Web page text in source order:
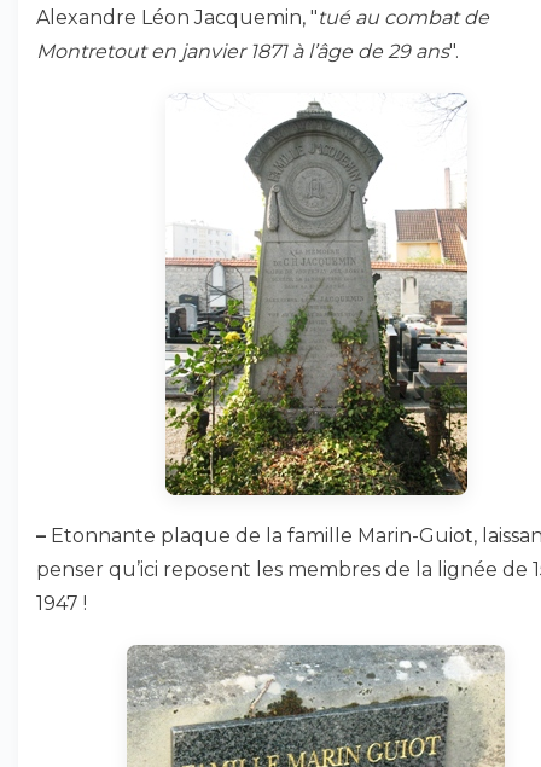
Alexandre Léon Jacquemin, "tué au combat de
Montretout en janvier 1871 à l’âge de 29 ans".
– Etonnante plaque de la famille Marin-Guiot,
penser qu’ici reposent les membres de la lignée de
1947 !